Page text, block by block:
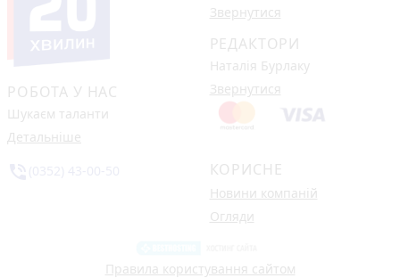
РОБОТА У НАС
Шукаєм таланти
Детальніше
Звернутися
РЕДАКТОРИ
Наталія Бурлаку
Звернутися
КОРИСНЕ
Новини компаній
Огляди
Правила користування сайтом